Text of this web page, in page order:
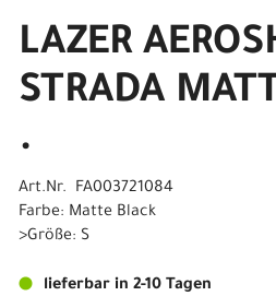
LAZER
STRADA
.
Art.Nr. FA003721084
Farbe: Matte Black
>Größe: S
lieferbar in 2-10 Tagen